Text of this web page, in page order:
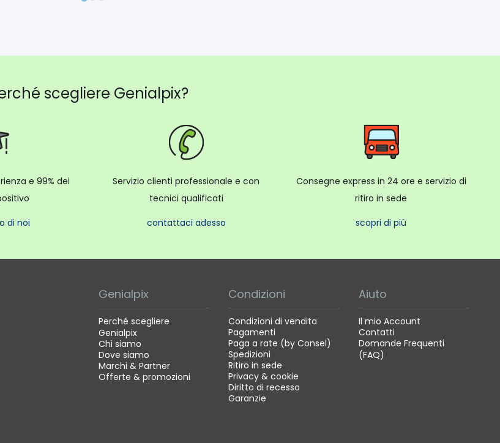
scegliere Genialpix?
e 99% dei
di noi
Servizio clienti professionale e con
tecnici qualificati
contattaci adesso
Consegne express in 24 ore e servizio di
ritiro in sede
scopri di più
Genialpix
Perché scegliere
Genialpix
Chi siamo
Dove siamo
Marchi & Partner
Offerte & promozioni
Condizioni
Condizioni di vendita
Pagamenti
Paga a rate (by Consel)
Spedizioni
Ritiro in sede
Privacy & cookie
Diritto di recesso
Garanzie
Aiuto
Il mio Account
Contatti
Domande Frequenti
(FAQ)